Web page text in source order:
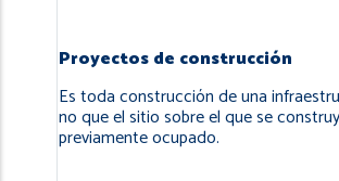
Proyectos de construcción
Es toda construcción de una
no que el sitio sobre el que se
previamente ocupado.